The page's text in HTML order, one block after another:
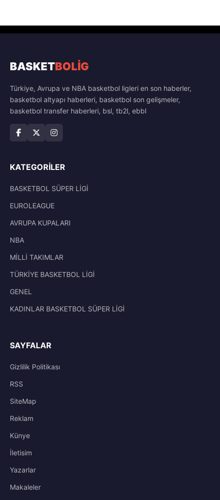
BASKETBOLİG
Türkiye, Avrupa ve NBA basketbol ligleri en son haberler,
basketbol altyapı haberleri, basketbol son gelişmeler,
basketbol transfer haberleri, bsl, tb2l, ebbl
KATEGORILER
BASKETBOL SÜPER LİGİ
EUROLEAGUE
AVRUPA KUPALARI
NBA
MİLLİ TAKIMLAR
TÜRKİYE BASKETBOL LİGİ
GENEL
KADINLAR BASKETBOL SÜPER LİGİ
SAYFALAR
Gizlilik Politikası
RSS
SiteMap
Reklam
Künye
İletisim
Yazarlar
Makaleler